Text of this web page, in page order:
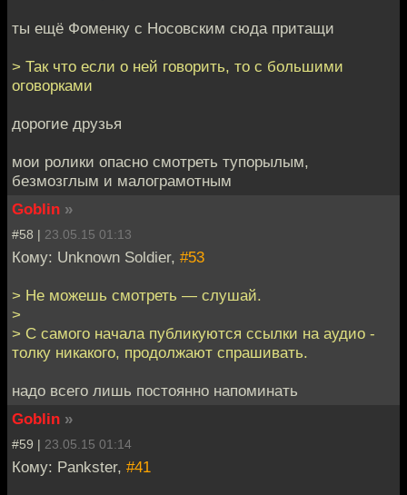
ты ещё Фоменку с Носовским сюда притащи
> Так что если о ней говорить, то с большими
оговорками
дорогие друзья
мои ролики опасно смотреть тупорылым,
безмозглым и малограмотным
Goblin »
#58 | 23.05.15 01:13
Кому: Unknown Soldier, #53
> Не можешь смотреть — слушай.
>
> С самого начала публикуются ссылки на аудио -
толку никакого, продолжают спрашивать.
надо всего лишь постоянно напоминать
Goblin »
#59 | 23.05.15 01:14
Кому: Pankster, #41